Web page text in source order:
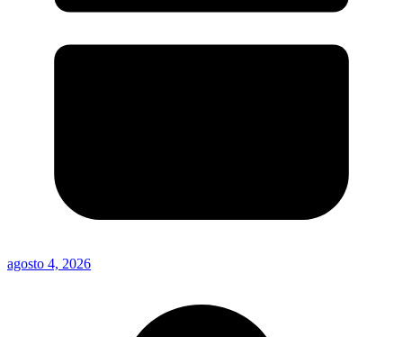
agosto 4, 2026